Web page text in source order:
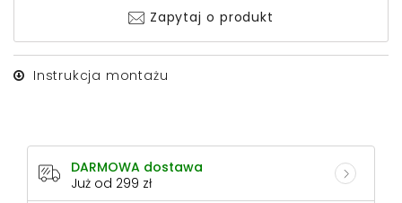
Zapytaj o produkt
Instrukcja montażu
DARMOWA dostawa
Już od 299 zł